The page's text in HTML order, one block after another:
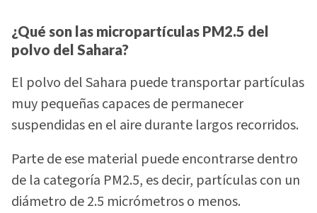
¿Qué son las micropartículas PM2.5 del
polvo del Sahara?
El polvo del Sahara puede transportar partículas
muy pequeñas capaces de permanecer
suspendidas en el aire durante largos recorridos.
Parte de ese material puede encontrarse dentro
de la categoría PM2.5, es decir, partículas con un
diámetro de 2.5 micrómetros o menos.